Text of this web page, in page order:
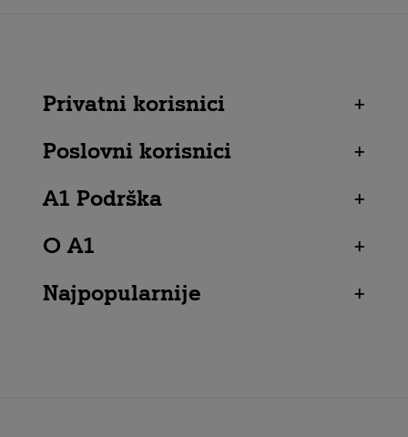
Privatni korisnici
+
Poslovni korisnici
+
A1 Podrška
+
O A1
+
Najpopularnije
+